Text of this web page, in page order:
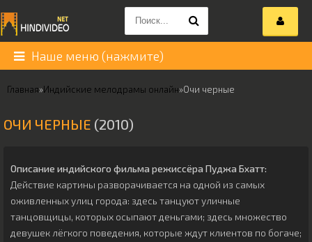
Наше меню (нажмите)
Главная»Индийские мелодрамы онлайн»Очи черные
ОЧИ ЧЕРНЫЕ (2010)
Описание индийского фильма режиссёра Пуджа Бхатт:
Действие картины разворачивается на одной из самых
оживленных улиц города: здесь танцуют уличные
танцовщицы, которых осыпают деньгами; здесь множество
девушек лёгкого поведения, которые ждут клиентов по богаче;